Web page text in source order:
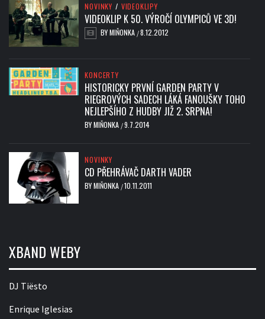
NOVINKY / VIDEOKLIPY
VIDEOKLIP K 50. VÝROČÍ OLYMPICŮ VE 3D!
BYMIŇONKA /8.12.2012
KONCERTY
HISTORICKY PRVNÍ GARDEN PARTY V
RIEGROVÝCH SADECH LÁKÁ FANOUŠKY TOHO
NEJLEPŠÍHO Z HUDBY JIŽ 2. SRPNA!
BYMIŇONKA /9.7.2014
NOVINKY
CD PŘEHRÁVAČ DARTH VADER
BYMIŇONKA /10.11.2011
XBAND WEBY
DJ Tiësto
Enrique Iglesias